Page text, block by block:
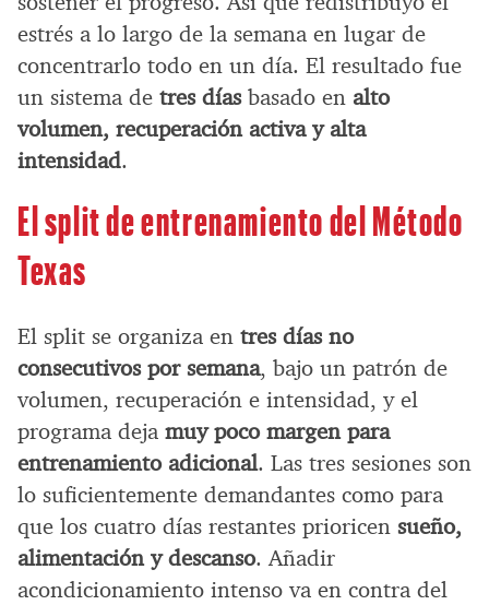
estrés a lo largo de la semana en lugar de
concentrarlo todo en un día. El resultado fue
un sistema de tres díasbasado en alto
volumen, recuperación activa y alta
intensidad.
El split de entrenamiento del Método
Texas
El split se organiza en tres días no
consecutivos por semana, bajo un patrón de
volumen, recuperación e intensidad, y el
programa deja muy poco margen para
entrenamiento adicional. Las tres sesiones son
lo suficientemente demandantes como para
que los cuatro días restantes prioricen sueño,
alimentación y descanso. Añadir
acondicionamiento intenso va en contra del